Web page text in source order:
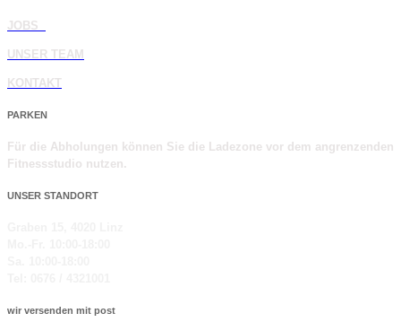
JOBS
UNSER TEAM
KONTAKT
PARKEN
Für die Abholungen können Sie die Ladezone vor dem angrenzenden
Fitnessstudio nutzen.
UNSER STANDORT
wir versenden mit post